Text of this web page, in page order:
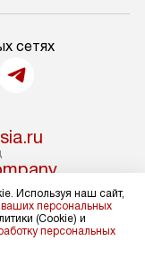
сетях
Используя наш сайт,
ваших персональных
(Cookie) и
персональных